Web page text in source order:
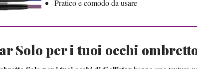
Pratico e comodo da usare
Solo per i tuoi occhi